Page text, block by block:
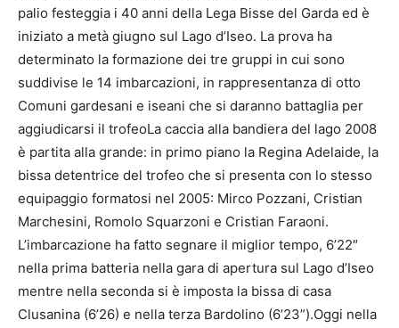
palio festeggia i 40 anni della Lega Bisse del Garda ed è
iniziato a metà giugno sul Lago d’Iseo. La prova ha
determinato la formazione dei tre gruppi in cui sono
suddivise le 14 imbarcazioni, in rappresentanza di otto
Comuni gardesani e iseani che si daranno battaglia per
aggiudicarsi il trofeoLa caccia alla bandiera del lago 2008
è partita alla grande: in primo piano la Regina Adelaide, la
bissa detentrice del trofeo che si presenta con lo stesso
equipaggio formatosi nel 2005: Mirco Pozzani, Cristian
Marchesini, Romolo Squarzoni e Cristian Faraoni.
L’imbarcazione ha fatto segnare il miglior tempo, 6’22″
nella prima batteria nella gara di apertura sul Lago d’Iseo
mentre nella seconda si è imposta la bissa di casa
Clusanina (6’26) e nella terza Bardolino (6’23”).Oggi nella